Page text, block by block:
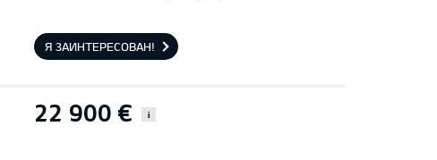
Я ЗАИНТЕРЕСОВАН!
22 900 € i